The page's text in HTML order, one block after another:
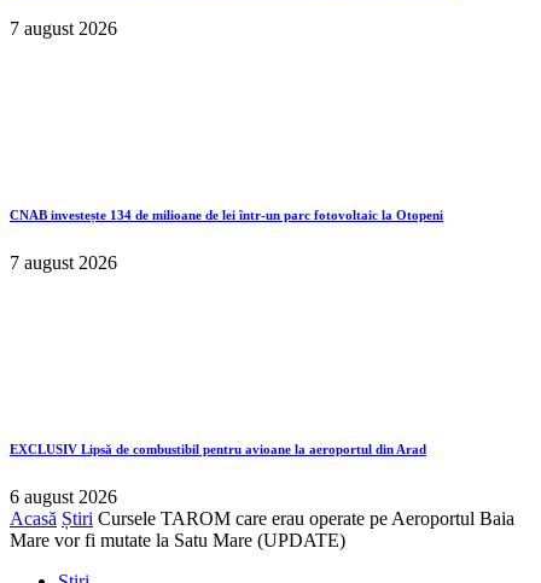
7 august 2026
CNAB investește 134 de milioane de lei într-un parc fotovoltaic la Otopeni
7 august 2026
EXCLUSIV Lipsă de combustibil pentru avioane la aeroportul din Arad
6 august 2026
Acasă Știri Cursele TAROM care erau operate pe Aeroportul Baia
Mare vor fi mutate la Satu Mare (UPDATE)